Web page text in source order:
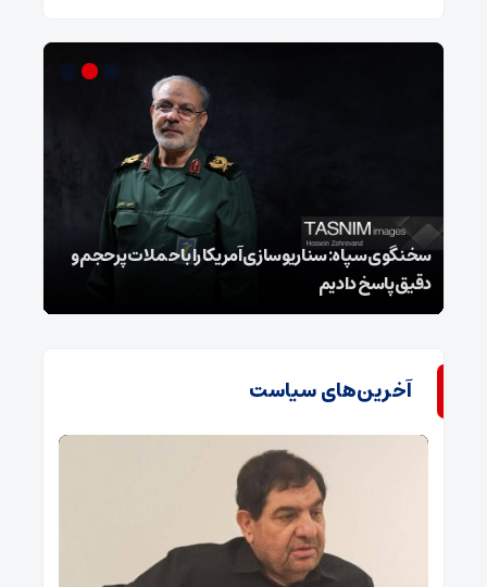
سخنگوی سپاه: سناریوسازی آمریکا را با حملات پرحجم‌‌ و
دقیق‌ پاسخ دادیم
آخرین‌های سیاست